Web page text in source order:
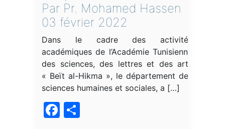
Par Pr. Mohamed Hassen
03 février 2022
Dans le cadre des activités
académiques de l’Académie Tunisienne
des sciences, des lettres et des arts
« Beït al-Hikma », le département des
sciences humaines et sociales, a […]
Facebook